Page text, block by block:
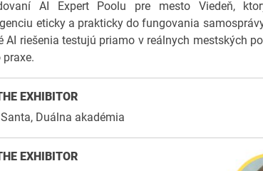
AI Expert Poolu pre mesto Viedeň,
eticky a prakticky do fungovania
AI riešenia testujú priamo v reálnych mestských
EXHIBITOR
Duálna akadémia
EXHIBITOR